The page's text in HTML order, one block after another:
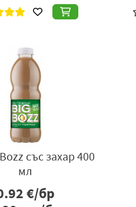
със захар 400
мл
€/бр